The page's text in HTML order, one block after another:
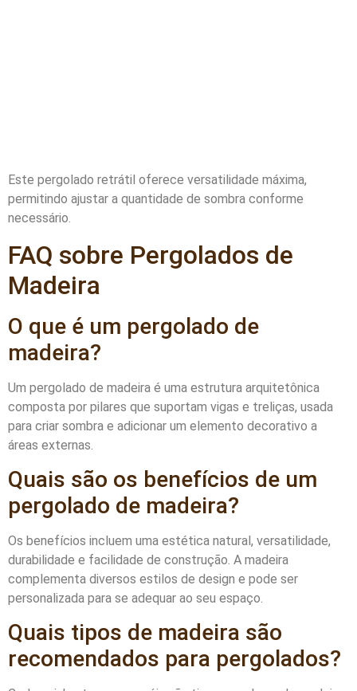
Este pergolado retrátil oferece versatilidade máxima,
permitindo ajustar a quantidade de sombra conforme
necessário.
FAQ sobre Pergolados de
Madeira
O que é um pergolado de
madeira?
Um pergolado de madeira é uma estrutura arquitetônica
composta por pilares que suportam vigas e treliças, usada
para criar sombra e adicionar um elemento decorativo a
áreas externas.
Quais são os benefícios de um
pergolado de madeira?
Os benefícios incluem uma estética natural, versatilidade,
durabilidade e facilidade de construção. A madeira
complementa diversos estilos de design e pode ser
personalizada para se adequar ao seu espaço.
Quais tipos de madeira são
recomendados para pergolados?